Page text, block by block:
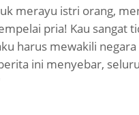
merayu istri orang,
pria! Kau sangat
harus mewakili
ini menyebar,